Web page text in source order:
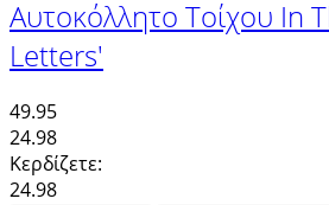
Αυτοκόλλητο Τοίχου In
Letters'
49.95
24.98
Κερδίζετε:
24.98